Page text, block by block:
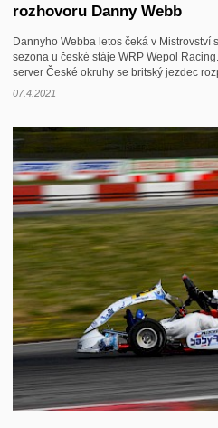
rozhovoru Danny Webb
Dannyho Webba letos čeká v Mistrovství
sezona u české stáje WRP Wepol
server České okruhy se britský jezdec
07.4.2021